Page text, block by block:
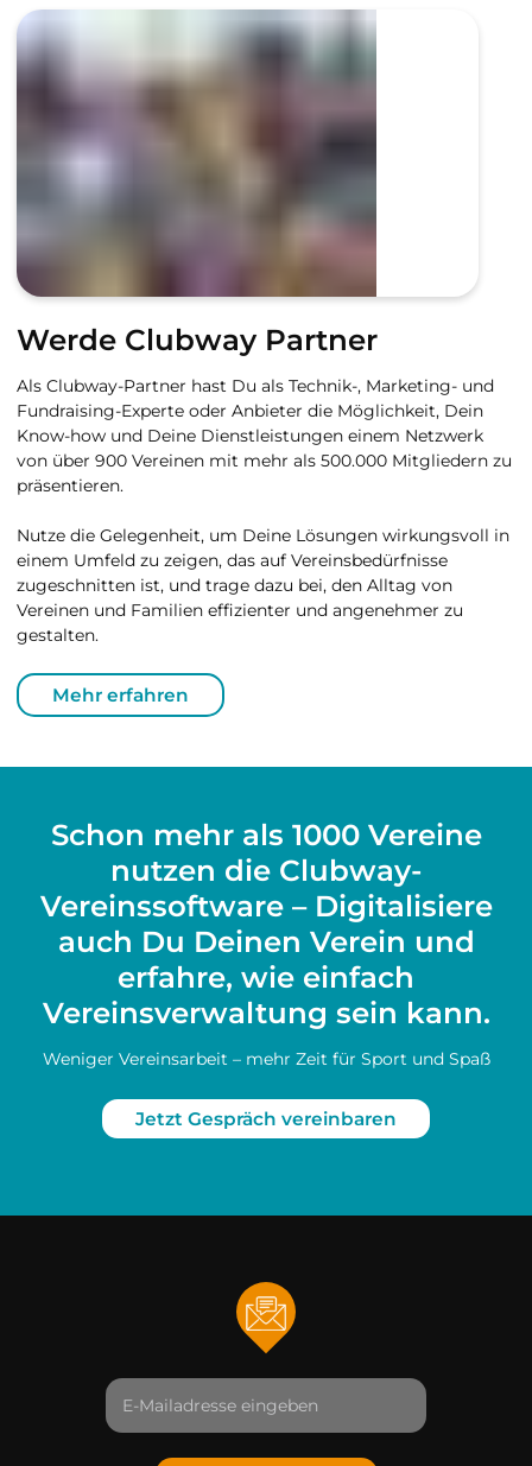
Werde Clubway Partner
Als Clubway-Partner hast Du als Technik-, Marketing- und
Fundraising-Experte oder Anbieter die Möglichkeit, Dein
Know-how und Deine Dienstleistungen einem Netzwerk
von über 900 Vereinen mit mehr als 500.000 Mitgliedern zu
präsentieren.
Nutze die Gelegenheit, um Deine Lösungen wirkungsvoll in
einem Umfeld zu zeigen, das auf Vereinsbedürfnisse
zugeschnitten ist, und trage dazu bei, den Alltag von
Vereinen und Familien effizienter und angenehmer zu
gestalten.
Mehr erfahren
Schon mehr als 1000 Vereine
nutzen die Clubway-
Vereinssoftware – Digitalisiere
auch Du Deinen Verein und
erfahre, wie einfach
Vereinsverwaltung sein kann.
Weniger Vereinsarbeit – mehr Zeit für Sport und Spaß
Jetzt Gespräch vereinbaren